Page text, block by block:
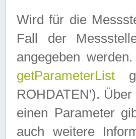
Wird für die
Fall der
angegeben
getParameterList
ROHDATEN').
einen Parameter
auch weitere